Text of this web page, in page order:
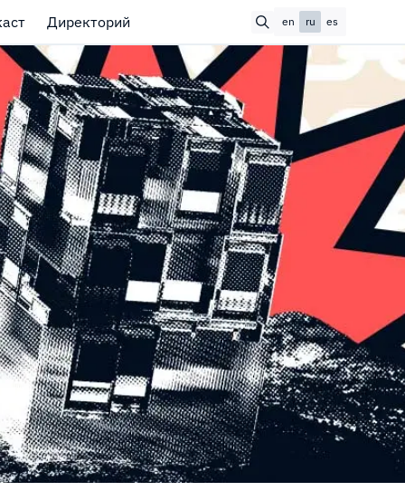
Директорий en ru es